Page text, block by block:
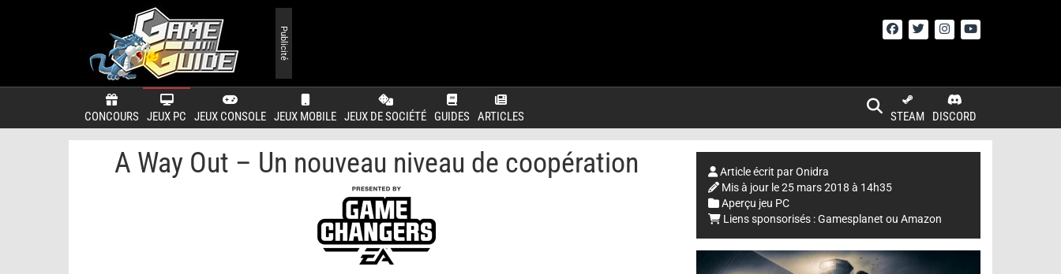
CONCOURS JEUX PC JEUX CONSOLE JEUX MOBILE JEUX DE SOCIÉTÉ GUIDES ARTICLES DISCORD
STEAM
Publicité
A Way Out – Un nouveau niveau de coopération Article écrit parOnidra
Mis à jour le25 mars 2018 à 14h35
Aperçu jeu PC
Liens sponsorisés :Gamesplanet ou Amazon